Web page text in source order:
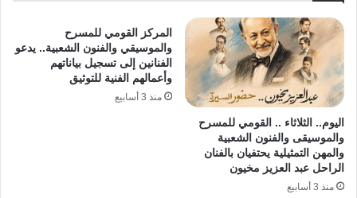
اليوم.. الثلاثاء .. القومي للمسرح
والموسيقى والفنون الشعبية
والمهن التمثيلية يحتفيان بالفنان
الراحل عبد العزيز مخيون
منذ 3 أسابيع
المركز القومي للمسرح
والموسيقي والفنون الشعبية.. يدعو
الفنانين إلى تسجيل بياناتهم
وأعمالهم الفنية للتوثيق
منذ 3 أسابيع